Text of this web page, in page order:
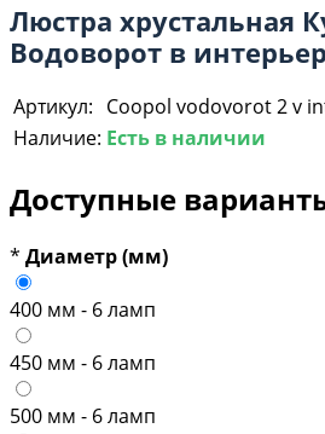
Люстра хрустальная
Водоворот в
Артикул: Coopol vodovorot 2 v
Наличие: Есть в наличии
Доступные
* Диаметр (мм)
400 мм - 6 ламп
450 мм - 6 ламп
500 мм - 6 ламп